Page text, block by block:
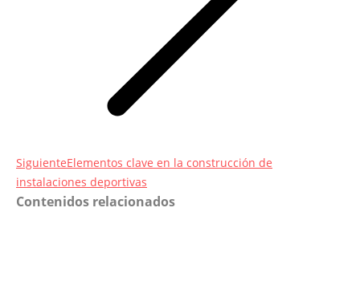
SiguienteEntrada
siguiente:
Elementos clave en la construcción de
instalaciones deportivas
Contenidos relacionados